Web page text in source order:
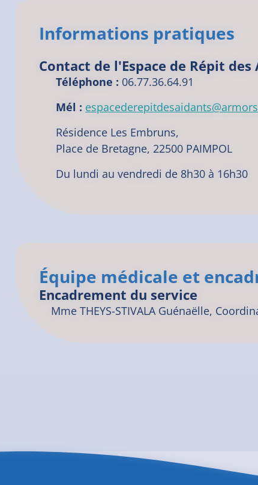
Informations pratiques
Contact de l'Espace de Répit des
Téléphone : 06.77.36.64.91
Mél :
Résidence Les Embruns,
Place de Bretagne, 22500 PAIMPOL
Du lundi au vendredi de 8h30 à 16h30
Équipe médicale et
Encadrement du service
Mme THEYS-STIVALA Guénaëlle,